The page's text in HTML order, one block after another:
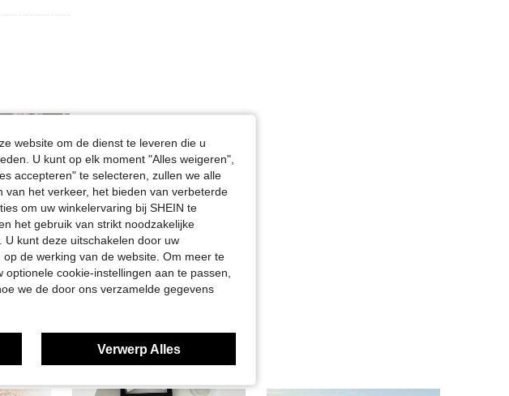
(0)
website om de dienst te leveren die u
U kunt op elk moment "Alles weigeren",
accepteren" te selecteren, zullen we alle
het verkeer, het bieden van verbeterde
om uw winkelervaring bij SHEIN te
het gebruik van strikt noodzakelijke
kunt deze uitschakelen door uw
de werking van de website. Om meer te
cookie-instellingen aan te passen,
we de door ons verzamelde gegevens
Verwerp Alles